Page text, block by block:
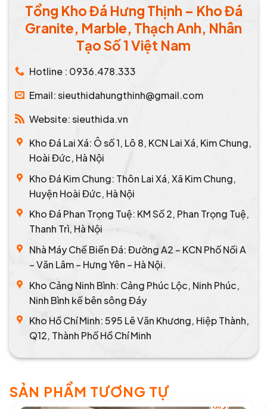
Tổng Kho Đá Hưng Thịnh – Kho Đá
Granite, Marble, Thạch Anh, Nhân
Tạo Số 1 Việt Nam
Hotline : 0936.478.333
Email: sieuthidahungthinh@gmail.com
Website: sieuthida.vn
Kho Đá Lai Xá: Ô số 1, Lô 8, KCN Lai Xá, Kim Chung,
Hoài Đức, Hà Nội
Kho Đá Kim Chung: Thôn Lai Xá, Xã Kim Chung,
Huyện Hoài Đức, Hà Nội
Kho Đá Phan Trọng Tuệ: KM Số 2, Phan Trọng Tuệ,
Thanh Trì, Hà Nội
Nhà Máy Chế Biến Đá: Đường A2 – KCN Phố Nối A
– Văn Lâm – Hưng Yên – Hà Nội.
Kho Cảng Ninh Bình: Cảng Phúc Lộc, Ninh Phúc,
Ninh Bình kế bên sông Đáy
Kho Hồ Chí Minh: 595 Lê Văn Khương, Hiệp Thành,
Q12, Thành Phố Hồ Chí Minh
SẢN PHẨM TƯƠNG TỰ